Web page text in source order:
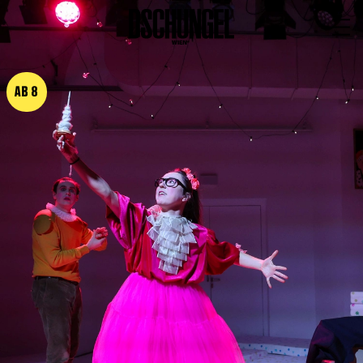
PROGRAMM
Spielplan
Vorstellungen
Festivals
Wild & Schön Festival
Gastspiele
Extras
Available for Touring
Archiv
MITSPIELEN
AB 8